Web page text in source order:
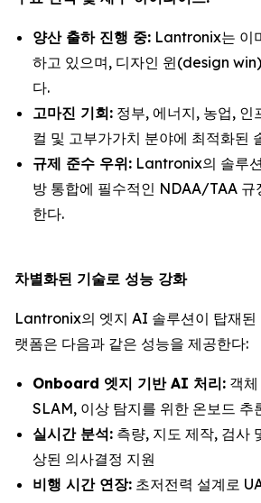
양산 출하 진행 중: Lantronix는 이
하고 있으며, 디자인 윈(design
다.
고마진 기회: 정부, 에너지, 농업, 인
컬 및 고부가가치 분야에 최적화된
규제 준수 우위: Lantronix의 솔루
방 통합에 필수적인 NDAA/TAA 규
한다.
차별화된 기술로 성능 강화
Lantronix의 엣지 AI 솔루션이 탑재된
랫폼은 다음과 같은 성능을 제공한다:
Onboard 엣지 기반 AI 처리: 객
SLAM, 이상 탐지를 위한 온보드 추
실시간 분석: 측량, 지도 제작, 검사
상된 의사결정 지원
비행 시간 연장: 초저전력 설계로